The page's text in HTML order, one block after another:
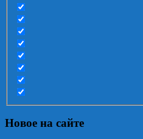
Новое на сайте